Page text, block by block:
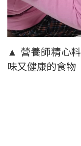
▲ 營養師精心
味又健康的食物